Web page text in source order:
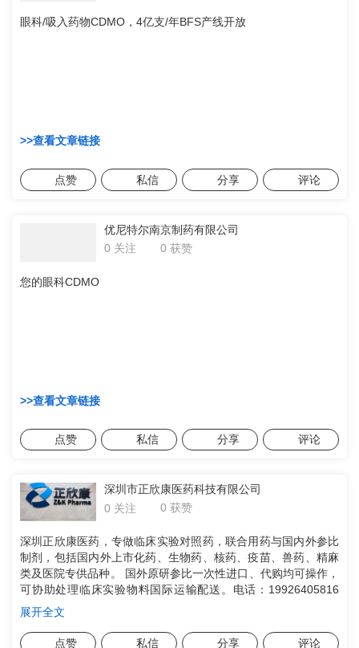
眼科/吸入药物CDMO，4亿支/年BFS产线开放
>>查看文章链接
点赞 私信 分享 评论
优尼特尔南京制药有限公司
0 关注
0 获赞
您的眼科CDMO
>>查看文章链接
点赞 私信 分享 评论
深圳市正欣康医药科技有限公司
0 关注
0 获赞
深圳正欣康医药，专做临床实验对照药，联合用药与国内外参比
制剂，包括国内外上市化药、生物药、核药、疫苗、兽药、精麻
类及医院专供品种。 国外原研参比一次性进口、代购均可操作，
可协助处理临床实验物料国际运输配送。电话：19926405816
（微信同）
展开全文
点赞 私信 分享 评论